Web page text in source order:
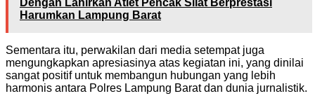
Harumkan Lampung Barat
Sementara itu, perwakilan dari media setempat juga
mengungkapkan apresiasinya atas kegiatan ini, yang dinilai
sangat positif untuk membangun hubungan yang lebih
harmonis antara Polres Lampung Barat dan dunia jurnalistik.